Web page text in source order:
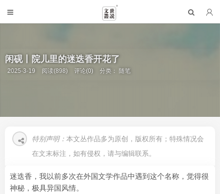
闲砚丨院儿里的迷迭香开花了
2025-3-19 阅读(898) 评论(0) 分类：随笔
特别声明： 本文丛作品多为原创，版权所有；特殊情况会
在文末标注，如有侵权，请与编辑联系。
迷迭香，我以前多次在外国文学作品中遇到这个名称，觉得很
神秘，极具异国风情。